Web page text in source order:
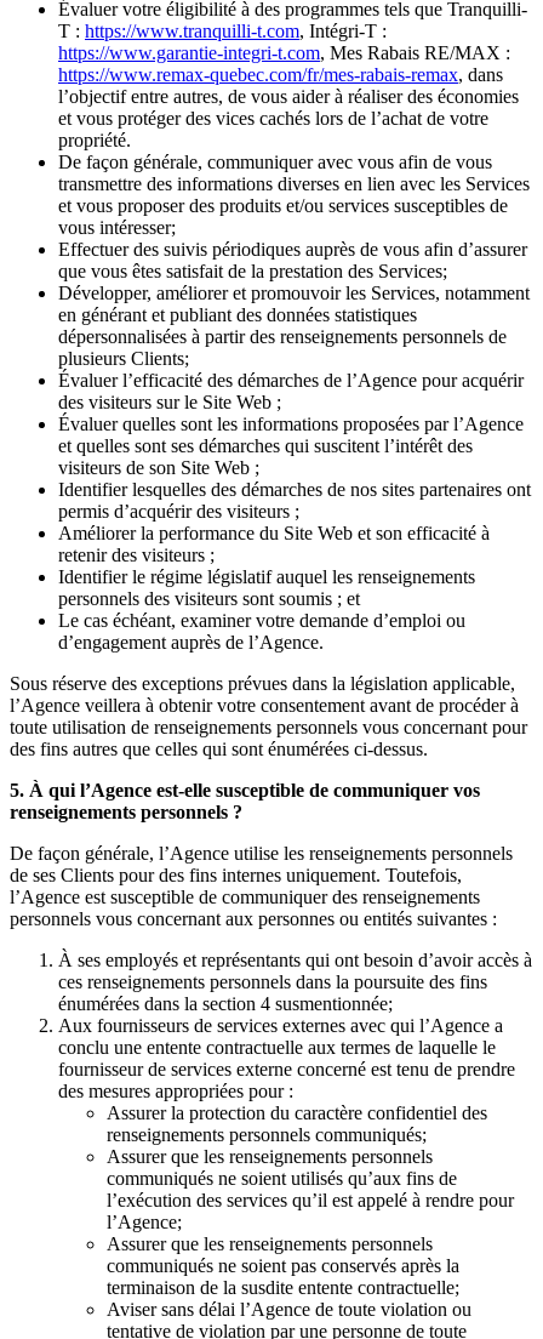
Évaluer votre éligibilité à des programmes tels que Tranquilli-
T : https://www.tranquilli-t.com, Intégri-T :
https://www.garantie-integri-t.com, Mes Rabais RE/MAX :
https://www.remax-quebec.com/fr/mes-rabais-remax, dans
l’objectif entre autres, de vous aider à réaliser des économies
et vous protéger des vices cachés lors de l’achat de votre
propriété.
De façon générale, communiquer avec vous afin de vous
transmettre des informations diverses en lien avec les Services
et vous proposer des produits et/ou services susceptibles de
vous intéresser;
Effectuer des suivis périodiques auprès de vous afin d’assurer
que vous êtes satisfait de la prestation des Services;
Développer, améliorer et promouvoir les Services, notamment
en générant et publiant des données statistiques
dépersonnalisées à partir des renseignements personnels de
plusieurs Clients;
Évaluer l’efficacité des démarches de l’Agence pour acquérir
des visiteurs sur le Site Web ;
Évaluer quelles sont les informations proposées par l’Agence
et quelles sont ses démarches qui suscitent l’intérêt des
visiteurs de son Site Web ;
Identifier lesquelles des démarches de nos sites partenaires ont
permis d’acquérir des visiteurs ;
Améliorer la performance du Site Web et son efficacité à
retenir des visiteurs ;
Identifier le régime législatif auquel les renseignements
personnels des visiteurs sont soumis ; et
Le cas échéant, examiner votre demande d’emploi ou
d’engagement auprès de l’Agence.
Sous réserve des exceptions prévues dans la législation applicable,
l’Agence veillera à obtenir votre consentement avant de procéder à
toute utilisation de renseignements personnels vous concernant pour
des fins autres que celles qui sont énumérées ci-dessus.
5. À qui l’Agence est-elle susceptible de communiquer vos
renseignements personnels ?
De façon générale, l’Agence utilise les renseignements personnels
de ses Clients pour des fins internes uniquement. Toutefois,
l’Agence est susceptible de communiquer des renseignements
personnels vous concernant aux personnes ou entités suivantes :
À ses employés et représentants qui ont besoin d’avoir accès à
ces renseignements personnels dans la poursuite des fins
énumérées dans la section 4 susmentionnée;
Aux fournisseurs de services externes avec qui l’Agence a
conclu une entente contractuelle aux termes de laquelle le
fournisseur de services externe concerné est tenu de prendre
des mesures appropriées pour :
Assurer la protection du caractère confidentiel des
renseignements personnels communiqués;
Assurer que les renseignements personnels
communiqués ne soient utilisés qu’aux fins de
l’exécution des services qu’il est appelé à rendre pour
l’Agence;
Assurer que les renseignements personnels
communiqués ne soient pas conservés après la
terminaison de la susdite entente contractuelle;
Aviser sans délai l’Agence de toute violation ou
tentative de violation par une personne de toute